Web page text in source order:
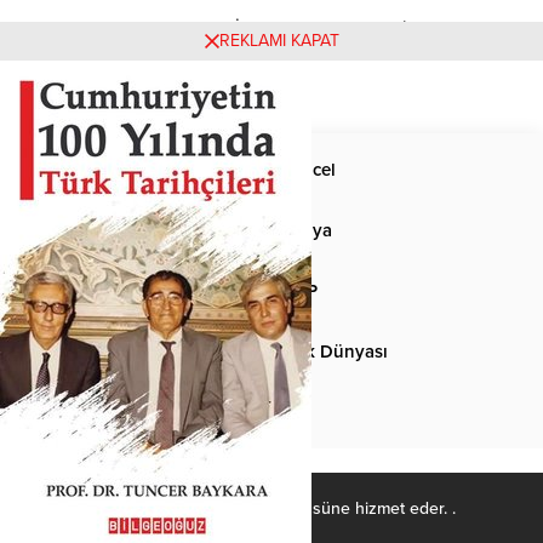
Henüz yorum yapılmamış. İlk yorumu yukarıdaki form
aracılığıyla siz yapabilirsiniz.
Anasayfa Güncel
Siyaset Dünya
Spor MHP
Kültür-Sanat Türk Dünyası
Basından
Ülkücü Kadro, Türk-İslâm ülküsüne hizmet eder. .
REKLAMI KAPAT